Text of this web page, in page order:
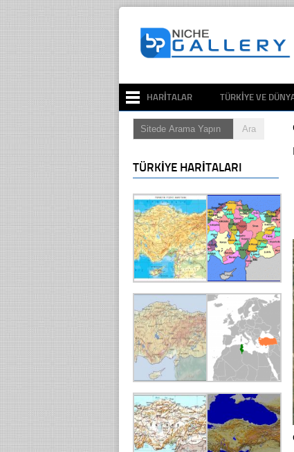
HARITALAR TÜRKIYE VE
TÜRKIYE HARITALARI